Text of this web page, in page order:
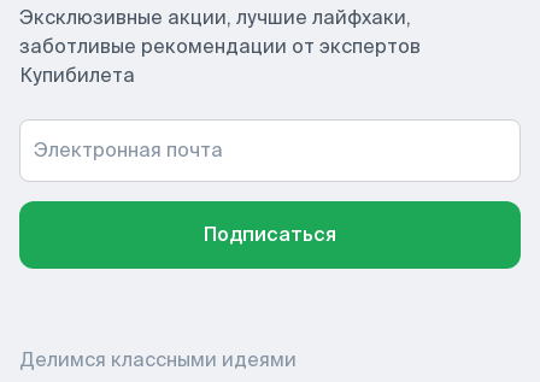
Эксклюзивные акции, лучшие лайфхаки,
заботливые рекомендации от экспертов
Купибилета
Электронная почта
Подписаться
Делимся классными идеями